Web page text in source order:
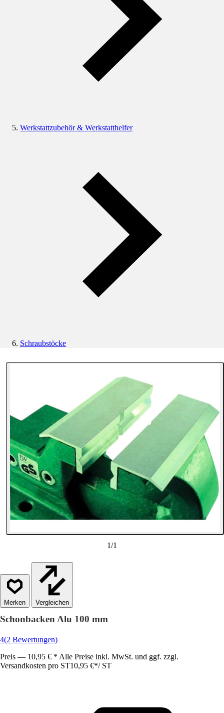
Werkstattzubehör & Werkstatthelfer
Schraubstöcke
1/1
Vergleichen
Schonbacken Alu 100 mm
4(2 Bewertungen)
Preis — 10,95 € * Alle Preise inkl. MwSt. und ggf. zzgl.
Versandkosten pro ST10,95 €*/ ST